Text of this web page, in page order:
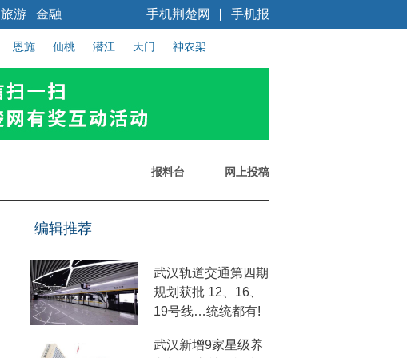
旅游 金融 手机报
手机荆楚网
恩施 仙桃 潜江 天门 神农架
报料台 网上投稿
编辑推荐
武汉轨道交通第四期
规划获批 12、16、
19号线…统统都有!
武汉新增9家星级养